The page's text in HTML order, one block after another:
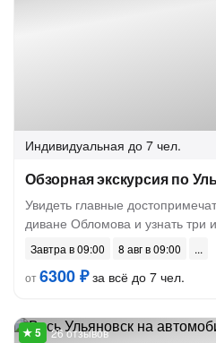
Индивидуальная до 7 чел.
Обзорная экскурсия по
Увидеть главные
диване Обломова и узнать три
Завтра в 09:00
8 авг в 09:00
от6300 ₽за всё до 7 чел.
26 отзывов